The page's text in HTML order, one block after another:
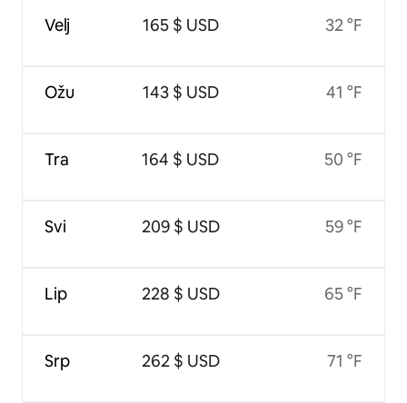
Velj
Ožu
Tra
Svi
Lip
Srp
165 $ USD
143 $ USD
164 $ USD
209 $ USD
228 $ USD
262 $ USD
32 °F
41 °F
50 °F
59 °F
65 °F
71 °F